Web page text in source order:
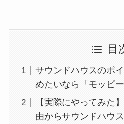
目
サウンドハウスのポ
めたいなら「モッピ
【実際にやってみた
由からサウンドハウ